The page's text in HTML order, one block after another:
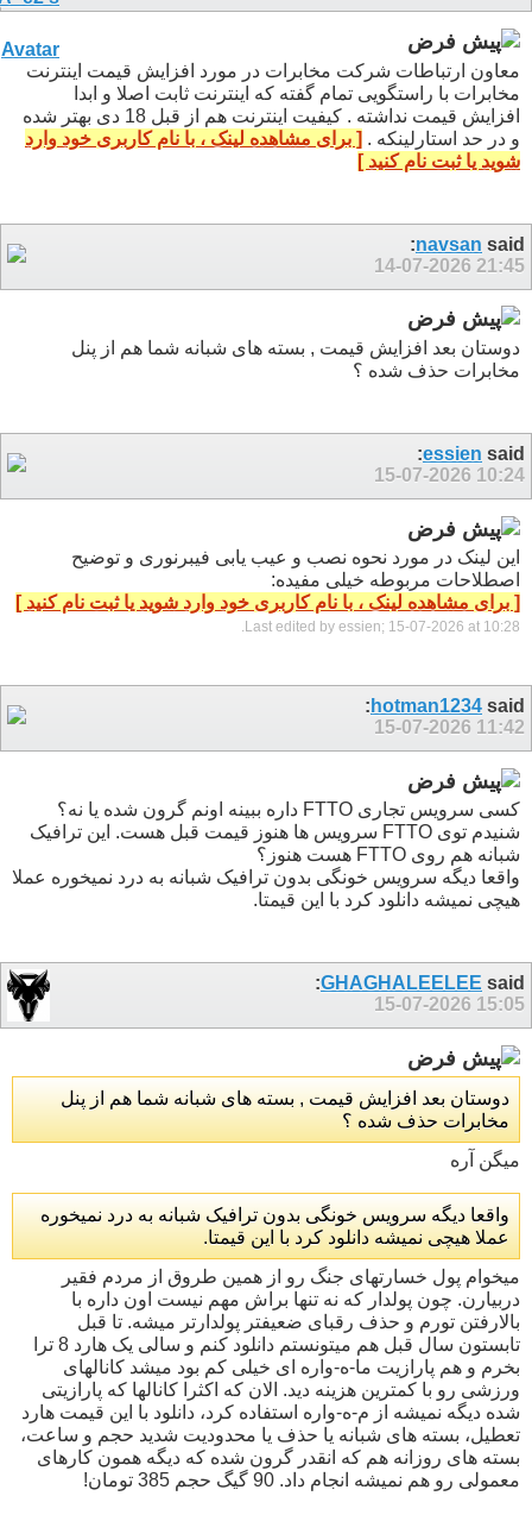
معاون ارتباطات شرکت مخابرات در مورد افزایش قیمت اینترنت
مخابرات با راستگویی تمام گفته که اینترنت ثابت اصلا و ابدا
افزایش قیمت نداشته . کیفیت اینترنت هم از قبل 18 دی بهتر شده
و در حد استارلینکه . [ برای مشاهده لینک ، با نام کاربری خود وارد
شوید یا ثبت نام کنید ]
navsan said:
14-07-2026 21:45
دوستان بعد افزایش قیمت , بسته های شبانه شما هم از پنل
مخابرات حذف شده ؟
essien said:
15-07-2026 10:24
این لینک در مورد نحوه نصب و عیب یابی فیبرنوری و توضیح
اصطلاحات مربوطه خیلی مفیده:
[ برای مشاهده لینک ، با نام کاربری خود وارد شوید یا ثبت نام کنید ]
Last edited by essien; 15-07-2026 at 10:28
hotman1234 said:
15-07-2026 11:42
کسی سرویس تجاری FTTO داره ببینه اونم گرون شده یا نه؟
شنیدم توی FTTO سرویس ها هنوز قیمت قبل هست. این ترافیک
شبانه هم روی FTTO هست هنوز؟
واقعا دیگه سرویس خونگی بدون ترافیک شبانه به درد نمیخوره عملا
هیچی نمیشه دانلود کرد با این قیمتا.
GHAGHALEELEE said:
15-07-2026 15:05
دوستان بعد افزایش قیمت , بسته های شبانه شما هم از پنل
مخابرات حذف شده ؟
میگن آره
واقعا دیگه سرویس خونگی بدون ترافیک شبانه به درد نمیخوره
عملا هیچی نمیشه دانلود کرد با این قیمتا.
میخوام پول خسارتهای جنگ رو از همین طروق از مردم فقیر
دربیارن. چون پولدار که نه تنها براش مهم نیست اون داره با
بالارفتن تورم و حذف رقبای ضعیفتر پولدارتر میشه. تا قبل
تابستون سال قبل هم میتونستم دانلود کنم و سالی یک هارد 8 ترا
بخرم و هم پارازیت ما-ه-واره ای خیلی کم بود میشد کانالهای
ورزشی رو با کمترین هزینه دید. الان که اکثرا کانالها که پارازیتی
شده دیگه نمیشه از م-ه-واره استفاده کرد، دانلود با این قیمت هارد
تعطیل، بسته های شبانه یا حذف یا محدودیت شدید حجم و ساعت،
بسته های روزانه هم که انقدر گرون شده که دیگه همون کارهای
معمولی رو هم نمیشه انجام داد. 90 گیگ حجم 385 تومان!